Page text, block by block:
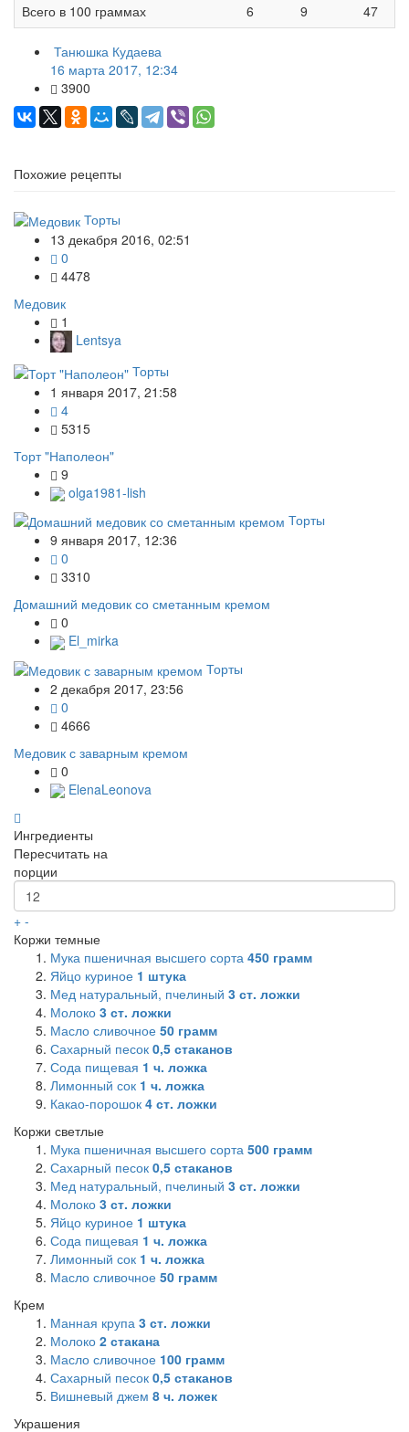
Всего в 100 граммах
6 9 47
Танюшка Кудаева
16 марта 2017, 12:34
3900
Похожие рецепты
Торты
13 декабря 2016, 02:51
0
4478
Медовик
1
Lentsya
Торты
1 января 2017, 21:58
4
5315
Торт "Наполеон"
9
olga1981-lish
Торты
9 января 2017, 12:36
0
3310
Домашний медовик со сметанным кремом
0
El_mirka
Торты
2 декабря 2017, 23:56
0
4666
Медовик с заварным кремом
0
ElenaLeonova
Ингредиенты
Пересчитать на
порции
+ -
Коржи темные
Мука пшеничная высшего сорта 450 грамм
Яйцо куриное 1 штука
Мед натуральный, пчелиный 3 ст. ложки
Молоко 3 ст. ложки
Масло сливочное 50 грамм
Сахарный песок 0,5 стаканов
Сода пищевая 1 ч. ложка
Лимонный сок 1 ч. ложка
Какао-порошок 4 ст. ложки
Коржи светлые
Мука пшеничная высшего сорта 500 грамм
Сахарный песок 0,5 стаканов
Мед натуральный, пчелиный 3 ст. ложки
Молоко 3 ст. ложки
Яйцо куриное 1 штука
Сода пищевая 1 ч. ложка
Лимонный сок 1 ч. ложка
Масло сливочное 50 грамм
Крем
Манная крупа 3 ст. ложки
Молоко 2 стакана
Масло сливочное 100 грамм
Сахарный песок 0,5 стаканов
Вишневый джем 8 ч. ложек
Украшения